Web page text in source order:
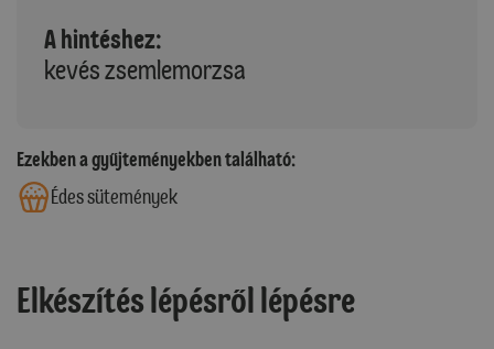
A hintéshez:
kevés zsemlemorzsa
Ezekben a gyűjteményekben található:
Édes sütemények
Elkészítés lépésről lépésre